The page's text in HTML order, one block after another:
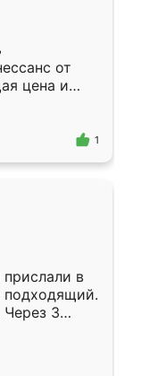
от
цена и
Приехавший
1
прислали в
подходящий.
Через 3